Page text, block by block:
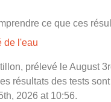
ce que ces
de l'eau
prélevé le August
résultats des tests
2026 at 10:56.